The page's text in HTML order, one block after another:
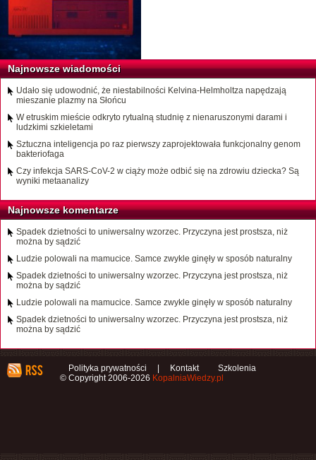
Najnowsze wiadomości
Udało się udowodnić, że niestabilności Kelvina-Helmholtza napędzają
mieszanie plazmy na Słońcu
W etruskim mieście odkryto rytualną studnię z nienaruszonymi darami i
ludzkimi szkieletami
Sztuczna inteligencja po raz pierwszy zaprojektowała funkcjonalny genom
bakteriofaga
Czy infekcja SARS-CoV-2 w ciąży może odbić się na zdrowiu dziecka? Są
wyniki metaanalizy
Najnowsze komentarze
Spadek dzietności to uniwersalny wzorzec. Przyczyna jest prostsza, niż
można by sądzić
Ludzie polowali na mamucice. Samce zwykle ginęły w sposób naturalny
Spadek dzietności to uniwersalny wzorzec. Przyczyna jest prostsza, niż
można by sądzić
Ludzie polowali na mamucice. Samce zwykle ginęły w sposób naturalny
Spadek dzietności to uniwersalny wzorzec. Przyczyna jest prostsza, niż
można by sądzić
Polityka prywatności Kontakt
Szkolenia
© Copyright 2006-2026 KopalniaWiedzy.pl